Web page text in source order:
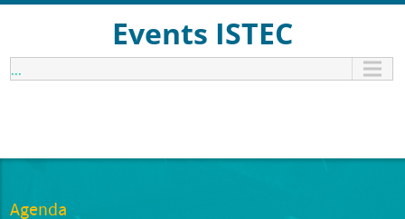
Events ISTEC
...
Agenda
1:00 am